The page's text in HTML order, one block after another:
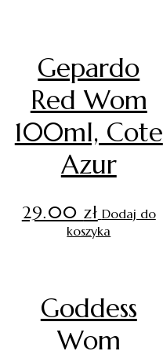
Gepardo
Red Wom
100ml, Cote
Azur
29.00 zł Dodaj do
koszyka
Goddess
Wom